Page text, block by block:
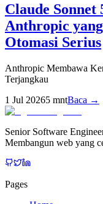
Claude
Anthropic
Otomasi Serius
Anthropic Membawa
Terjangkau
1 Jul 20265 mntBaca →
Senior Software
Membangun web yang
Pages